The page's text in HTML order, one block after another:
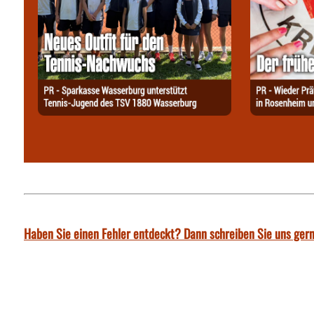
Haben Sie einen Fehler entdeckt? Dann schreiben Sie uns